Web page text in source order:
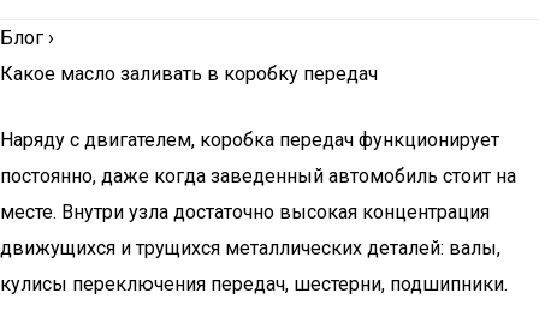
Блог ›
Какое масло заливать в коробку передач
Наряду с двигателем, коробка передач функционирует
постоянно, даже когда заведенный автомобиль стоит на
месте. Внутри узла достаточно высокая концентрация
движущихся и трущихся металлических деталей: валы,
кулисы переключения передач, шестерни, подшипники.